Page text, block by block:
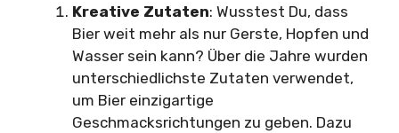
Kreative Zutaten: Wusstest Du, dass
Bier weit mehr als nur Gerste, Hopfen und
Wasser sein kann? Über die Jahre wurden
unterschiedlichste Zutaten verwendet,
um Bier einzigartige
Geschmacksrichtungen zu geben. Dazu